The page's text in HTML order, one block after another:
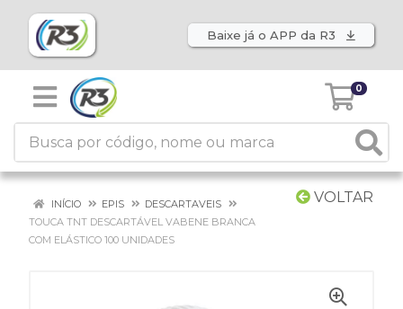
Baixe já o APP da R3
0
VOLTAR
INÍCIO EPIS
DESCARTAVEIS
TOUCA TNT DESCARTÁVEL VABENE BRANCA
COM ELÁSTICO 100 UNIDADES